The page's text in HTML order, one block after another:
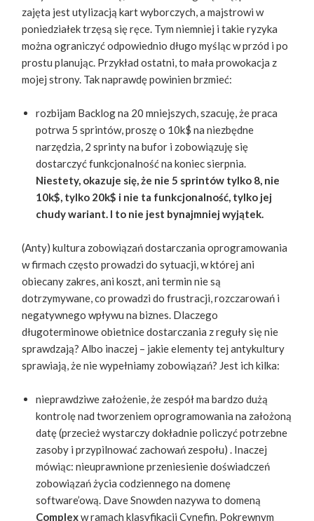
zajęta jest utylizacją kart wyborczych, a majstrowi w
poniedziałek trzęsą się ręce. Tym niemniej i takie ryzyka
można ograniczyć odpowiednio długo myśląc w przód i po
prostu planując. Przykład ostatni, to mała prowokacja z
mojej strony. Tak naprawdę powinien brzmieć:
rozbijam Backlog na 20 mniejszych, szacuję, że praca
potrwa 5 sprintów, proszę o 10k$ na niezbędne
narzędzia, 2 sprinty na bufor i zobowiązuję się
dostarczyć funkcjonalność na koniec sierpnia. ​
Niestety, okazuje się, że nie 5 sprintów tylko 8, nie
10k$, tylko 20k$ i nie ta funkcjonalność, tylko jej
chudy wariant. I to nie jest bynajmniej wyjątek.
(Anty) kultura zobowiązań dostarczania oprogramowania
w firmach często prowadzi do sytuacji, w której ani
obiecany zakres, ani koszt, ani termin nie są
dotrzymywane, co prowadzi do frustracji, rozczarowań i
negatywnego wpływu na biznes. Dlaczego
długoterminowe obietnice dostarczania z reguły się nie
sprawdzają? Albo inaczej – jakie elementy tej antykultury
sprawiają, że nie wypełniamy zobowiązań? Jest ich kilka:
nieprawdziwe założenie, że zespół ma bardzo dużą
kontrolę nad tworzeniem oprogramowania na założoną
datę (​przecież wystarczy dokładnie policzyć potrzebne
zasoby i przypilnować zachowań zespołu)​ . Inaczej
mówiąc: nieuprawnione przeniesienie doświadczeń
zobowiązań życia codziennego na domenę
software’ową. Dave Snowden nazywa to domeną ​
Complex​w ramach klasyfikacji Cynefin. Pokrewnym